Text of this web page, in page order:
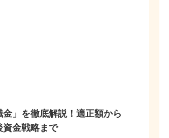
」を徹底解説！適正額から
資金戦略まで